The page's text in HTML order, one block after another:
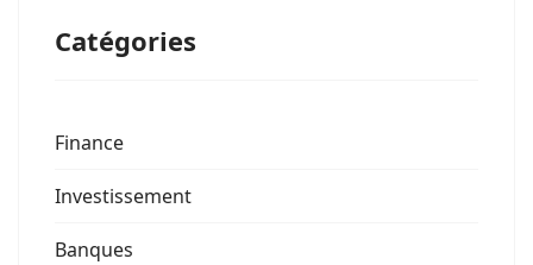
Catégories
Finance
Investissement
Banques